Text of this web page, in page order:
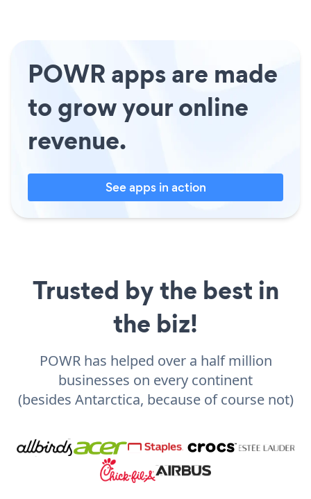
POWR apps are made
to grow your online
revenue.
See apps in action
Trusted by the best in
the biz!
POWR has helped over a half million
businesses on every continent
(besides Antarctica, because of course not)